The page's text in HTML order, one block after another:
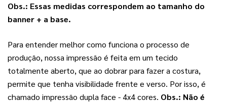
Obs.: Essas medidas correspondem ao tamanho do
banner + a base.
Para entender melhor como funciona o processo de
produção, nossa impressão é feita em um tecido
totalmente aberto, que ao dobrar para fazer a costura,
permite que tenha visibilidade frente e verso. Por isso, é
chamado impressão dupla face - 4x4 cores. Obs.: Não é